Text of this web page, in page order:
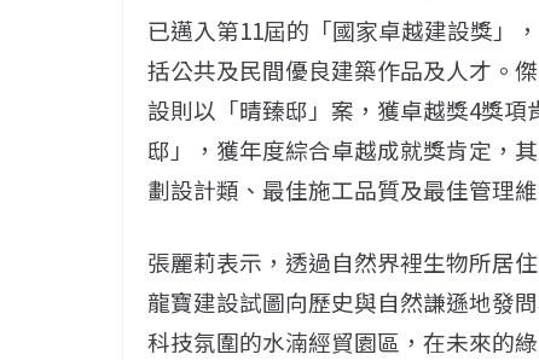
已邁入第11屆的「國家卓越建設獎」
括公共及民間優良建築作品及人才。
設則以「晴臻邸」案，獲卓越獎4獎
邸」，獲年度綜合卓越成就獎肯定，
劃設計類、最佳施工品質及最佳管理
張麗莉表示，透過自然界裡生物所居
龍寶建設試圖向歷史與自然謙遜地發
科技氛圍的水湳經貿園區，在未來的